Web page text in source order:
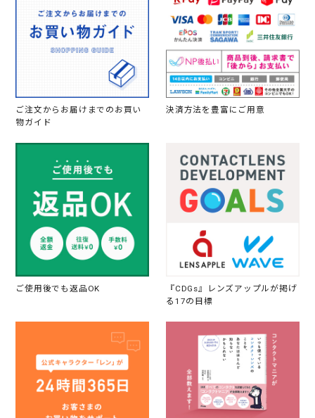
ご注文からお届けまでのお買い
物ガイド
決済方法を豊富にご用意
ご使用後でも返品OK
『CDGs』レンズアップルが掲げ
る17の目標